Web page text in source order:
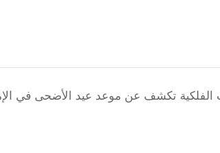
الفلكية تكشف عن موعد عيد الأضحى في